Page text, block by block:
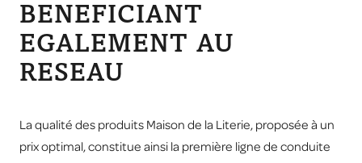
BENEFICIANT
EGALEMENT AU
RESEAU
La qualité des produits Maison de la Literie, proposée à un
prix optimal, constitue ainsi la première ligne de conduite